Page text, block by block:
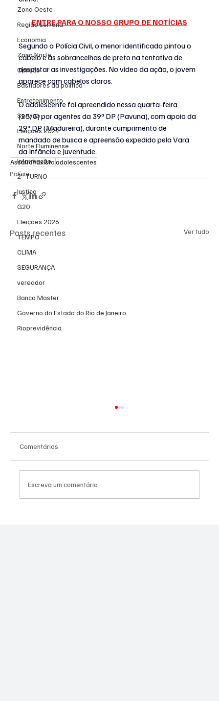
Zona Oeste
Região serrana
Economia
Zona Norte
Opinião
Bastidores da política
Entretenimento
Serviço
Eleições 2024
Norte Fluminense
Informação
2º TURNO
Justiça
G20
Eleições 2026
TEMPO
CLIMA
SEGURANÇA
vereador
Banco Master
Governo do Estado do Rio de Janeiro
Rioprevidência
ENTRE PARA O NOSSO GRUPO DE NOTÍCIAS
Segundo a Polícia Civil, o menor identificado pintou o
cabelo e as sobrancelhas de preto na tentativa de
despistar as investigações. No vídeo da ação, o jovem
aparece com cabelos claros.
O adolescente foi apreendido nessa quarta-feira
(25/3) por agentes da 39ª DP (Pavuna), com apoio da
29ª DP (Madureira), durante cumprimento de
mandado de busca e apreensão expedido pela Vara
da Infância e Juventude.
Assaltotaxistaadolescentes
Polícia
Posts recentes Ver tudo
Comentários
Escreva um comentário